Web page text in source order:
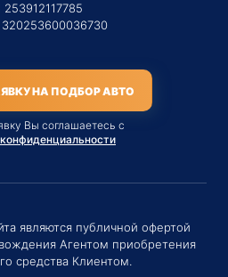
НА ПОДБОР АВТО
Вы соглашаетесь с
являются публичной офертой
Агентом приобретения
средства Клиентом.